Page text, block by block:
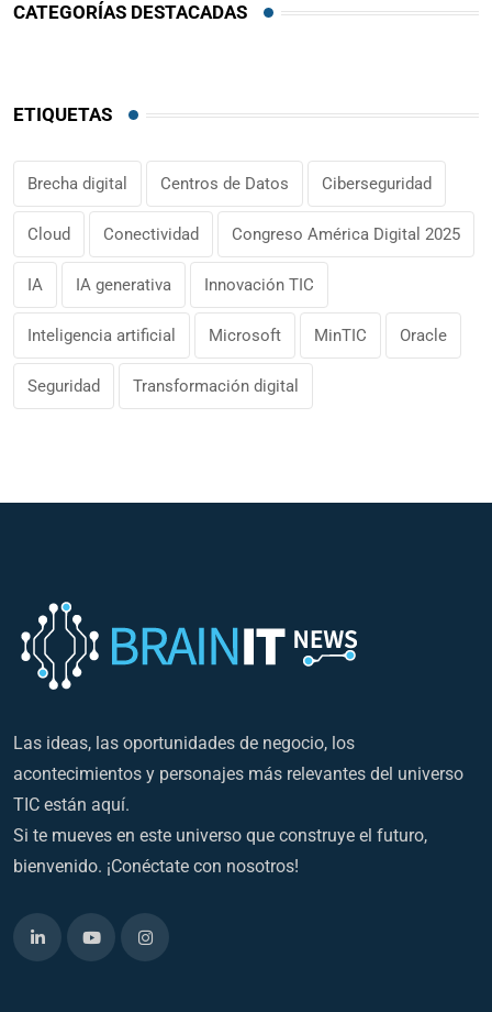
CATEGORÍAS DESTACADAS
ETIQUETAS
Brecha digital Centros de Datos Ciberseguridad
Cloud Conectividad Congreso América Digital 2025
IA IA generativa Innovación TIC
Inteligencia artificial Microsoft MinTIC Oracle
Seguridad Transformación digital
Las ideas, las oportunidades de negocio, los
acontecimientos y personajes más relevantes del universo
TIC están aquí.
Si te mueves en este universo que construye el futuro,
bienvenido. ¡Conéctate con nosotros!